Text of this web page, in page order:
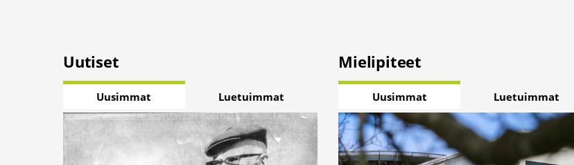
Uutiset
Uusimmat Luetuimmat
Mielipiteet
Uusimmat Luetuimmat